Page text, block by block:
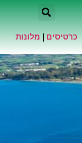
כרטיסים מלונות